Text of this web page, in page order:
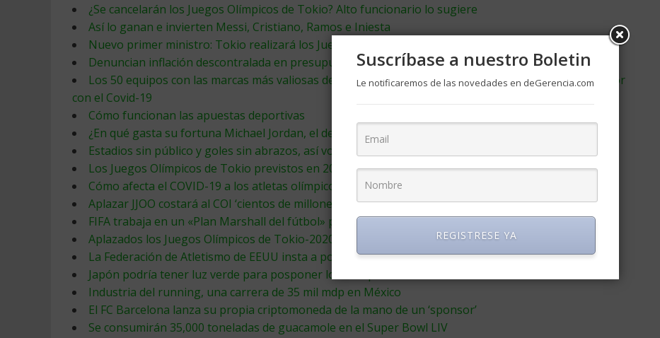
¿Se cancelarán los Juegos Olímpicos de Tokio? Alto funcionario lo sugiere
Así lo ganan e invierten Messi, Cristiano, Ramos e Iniesta
Nuevo primer ministro: Tokio realizará los Juegos Olímpicos
Denuncian inflación descontralada en presupuestos de Juegos Olímpicos
Los 50 equipos con las marcas más valiosas del fútbol han perdidos 751 millones de euros de su valor
con el Covid-19
Cómo funcionan las apuestas deportivas
¿En qué gasta su fortuna Michael Jordan, el deportista multimillonario más rico de la historia?
Estadios sin público y goles sin abrazos, así volverá el futbol en Alemania
Los Juegos Olímpicos de Tokio previstos en 2021 serán anunlados si continúa la pandemia
Cómo afecta el COVID-19 a los atletas olímpicos
Aplazar JJOO costará al COI ‘cientos de millones’
FIFA trabaja en un «Plan Marshall del fútbol» para mitigar impacto del virus
Aplazados los Juegos Olímpicos de Tokio-2020
La Federación de Atletismo de EEUU insta a posponer los Juegos Olímpicos
Japón podría tener luz verde para posponer los Olímpicos hasta fin de año
Industria del running, una carrera de 35 mil mdp en México
El FC Barcelona lanza su propia criptomoneda de la mano de un ‘sponsor’
Se consumirán 35,000 toneladas de guacamole en el Super Bowl LIV
Suscríbase a nuestro Boletin
Le notificaremos de las novedades en deGerencia.com
REGISTRESE YA